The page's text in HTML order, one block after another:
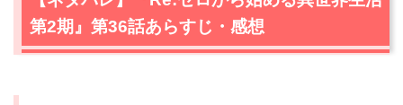
第2期』第36話あらすじ・感想